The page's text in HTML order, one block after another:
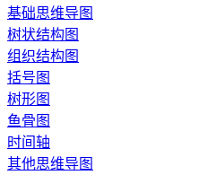
基础思维导图
树状结构图
组织结构图
括号图
树形图
鱼骨图
时间轴
其他思维导图